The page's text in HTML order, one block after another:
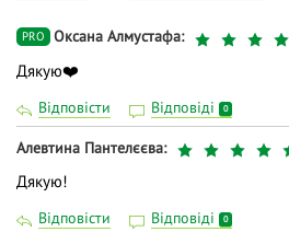
коментарях і ми відповімо на
👍 Долучайтеся до діалогу,
висловлюйте власну думку -
дієвішим. Ми намагаємось
вебінарів.
PRO Оксана Алмустафа
Дякую❤️
Відповісти Відповіді 0
Алевтина Пантелєєва
Дякую!
Відповісти Відповіді 0